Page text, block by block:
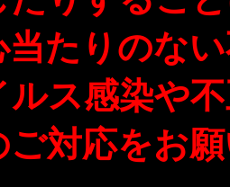
当たりのな
ルス感染や
ご対応をお